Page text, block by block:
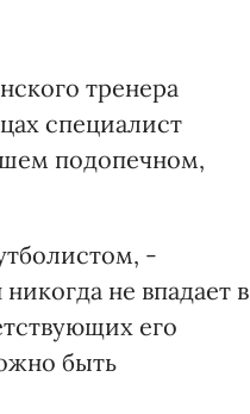
тренера
специалист
подопечном,
-
не впадает в
его
быть